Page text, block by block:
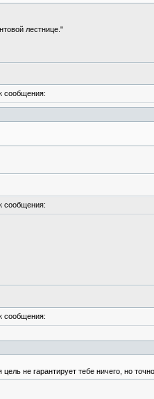
лестнице."
сообщения:
сообщения:
сообщения:
цель не гарантирует тебе ничего, но